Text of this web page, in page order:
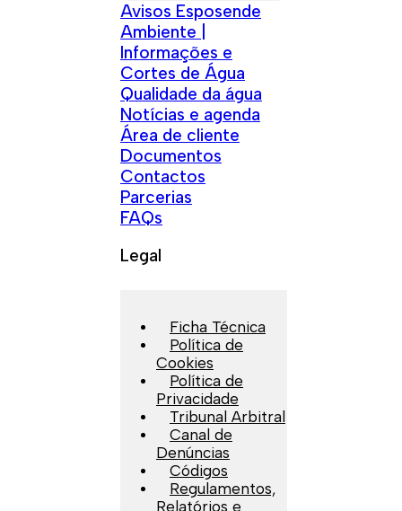
Avisos Esposende
Ambiente |
Informações e
Cortes de Água
Qualidade da água
Notícias e agenda
Área de cliente
Documentos
Contactos
Parcerias
FAQs
Legal
Ficha Técnica
Política de
Cookies
Política de
Privacidade
Tribunal Arbitral
Canal de
Denúncias
Códigos
Regulamentos,
Relatórios e